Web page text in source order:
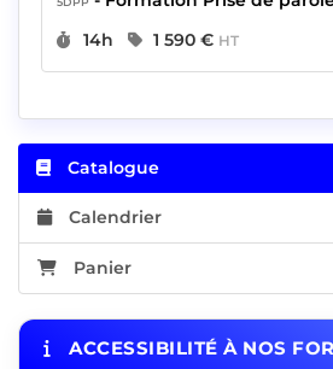
Durée :
14h Prix :
1 590 € HT
Catalogue
Calendrier
Panier
ACCESSIBILITÉ À NOS